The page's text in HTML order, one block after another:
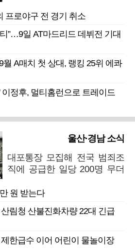
프로야구 전 경기 취소
”…9일 AT마드리드 데뷔전 기대
A매치 첫 상대, 랭킹 25위 에콰
이정후, 멀티홈런으로 트레이드
울산·경남 소식
대포통장 모집해 전국 범죄조
직에 공급한 일당 200명 무더
원 받는다
림청 산불진화차량 22대 긴급
한급수 이어 어린이 물놀이장